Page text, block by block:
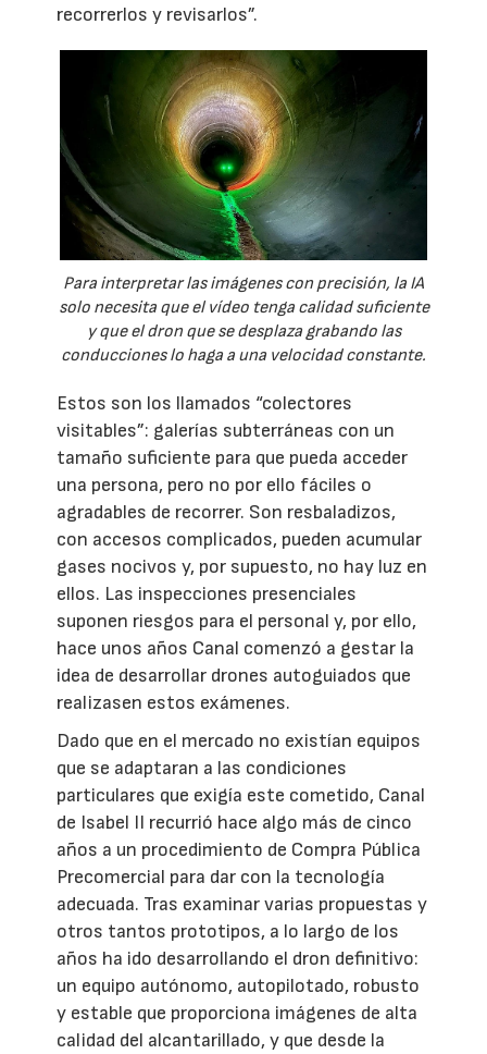
recorrerlos y revisarlos”.
Para interpretar las imágenes con precisión, la IA
solo necesita que el vídeo tenga calidad suficiente
y que el dron que se desplaza grabando las
conducciones lo haga a una velocidad constante.
Estos son los llamados “colectores
visitables”: galerías subterráneas con un
tamaño suficiente para que pueda acceder
una persona, pero no por ello fáciles o
agradables de recorrer. Son resbaladizos,
con accesos complicados, pueden acumular
gases nocivos y, por supuesto, no hay luz en
ellos. Las inspecciones presenciales
suponen riesgos para el personal y, por ello,
hace unos años Canal comenzó a gestar la
idea de desarrollar drones autoguiados que
realizasen estos exámenes.
Dado que en el mercado no existían equipos
que se adaptaran a las condiciones
particulares que exigía este cometido, Canal
de Isabel II recurrió hace algo más de cinco
años a un procedimiento de Compra Pública
Precomercial para dar con la tecnología
adecuada. Tras examinar varias propuestas y
otros tantos prototipos, a lo largo de los
años ha ido desarrollando el dron definitivo:
un equipo autónomo, autopilotado, robusto
y estable que proporciona imágenes de alta
calidad del alcantarillado, y que desde la